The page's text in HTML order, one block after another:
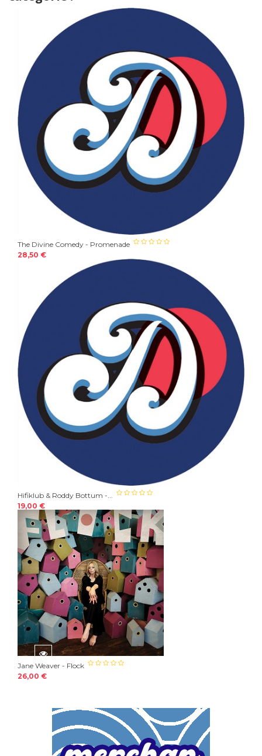
The Divine Comedy - Promenade
28,50 €
Hifiklub & Roddy Bottum -...
19,00 €
Jane Weaver - Flock
26,00 €